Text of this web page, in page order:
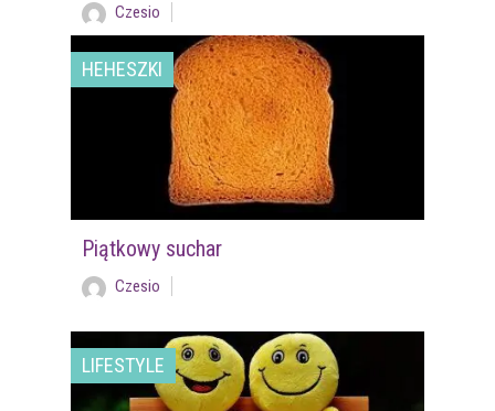
Czesio
HEHESZKI
Piątkowy suchar
Czesio
LIFESTYLE